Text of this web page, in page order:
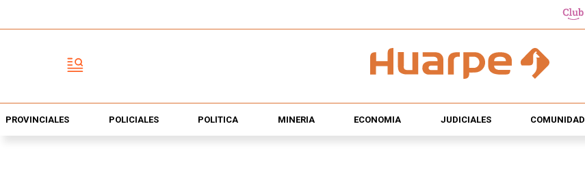
PROVINCIALES POLICIALES POLÍTICA MINERÍA ECONOMÍA JUDICIALES COMUNIDAD